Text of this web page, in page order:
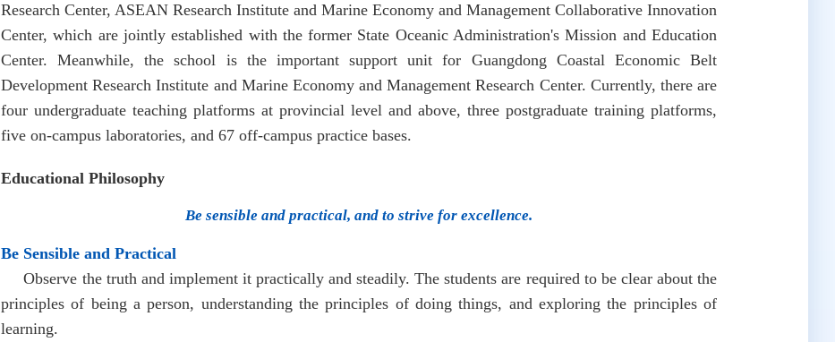
Research Center, ASEAN Research Institute and Marine Economy and Management Collaborative Innovation
Center, which are jointly established with the former State Oceanic Administration's Mission and Education
Center. Meanwhile, the school is the important support unit for Guangdong Coastal Economic Belt
Development Research Institute and Marine Economy and Management Research Center. Currently, there are
four undergraduate teaching platforms at provincial level and above, three postgraduate training platforms,
five on-campus laboratories, and 67 off-campus practice bases.
Educational Philosophy
Be sensible and practical, and to strive for excellence.
Be Sensible and Practical
Observe the truth and implement it practically and steadily. The students are required to be clear about the
principles of being a person, understanding the principles of doing things, and exploring the principles of
learning.